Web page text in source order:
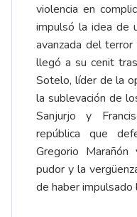
violencia en
impulsó la idea de
avanzada del
llegó a su cenit
Sotelo, líder de la
la sublevación de
Sanjurjo y
república que
Gregorio
pudor y la
de haber impulsado